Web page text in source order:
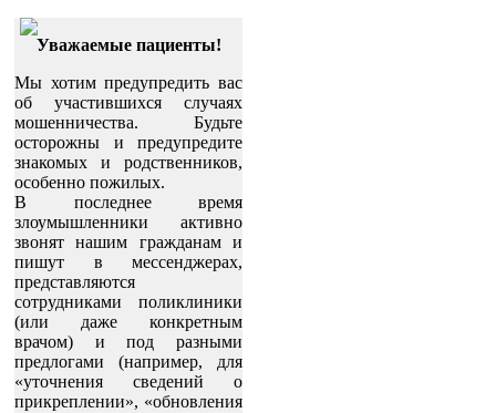
Уважаемые пациенты!
Мы хотим предупредить вас
об участившихся случаях
мошенничества. Будьте
осторожны и предупредите
знакомых и родственников,
особенно пожилых.
В последнее время
злоумышленники активно
звонят нашим гражданам и
пишут в мессенджерах,
представляются
сотрудниками поликлиники
(или даже конкретным
врачом) и под разными
предлогами (например, для
«уточнения сведений о
прикреплении», «обновления